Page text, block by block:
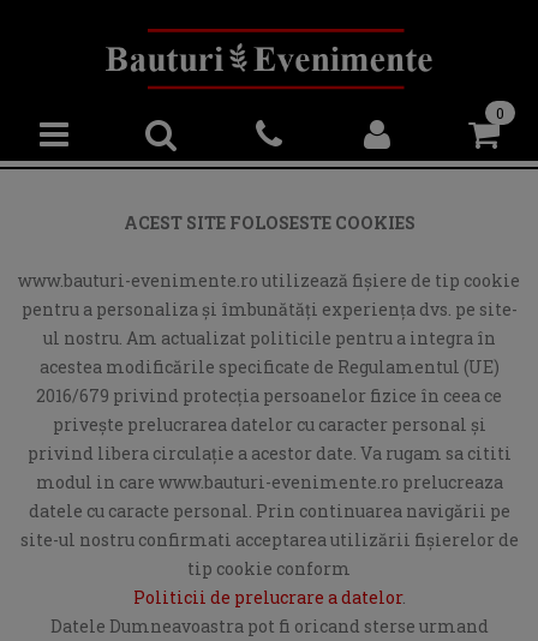
0
ACEST SITE FOLOSESTE COOKIES
www.bauturi-evenimente.ro utilizează fişiere de tip cookie
pentru a personaliza și îmbunătăți experiența dvs. pe site-
ul nostru. Am actualizat politicile pentru a integra în
acestea modificările specificate de Regulamentul (UE)
2016/679 privind protecția persoanelor fizice în ceea ce
privește prelucrarea datelor cu caracter personal și
privind libera circulație a acestor date. Va rugam sa cititi
modul in care www.bauturi-evenimente.ro prelucreaza
datele cu caracte personal. Prin continuarea navigării pe
site-ul nostru confirmati acceptarea utilizării fişierelor de
tip cookie conform
Politicii de prelucrare a datelor.
Datele Dumneavoastra pot fi oricand sterse urmand